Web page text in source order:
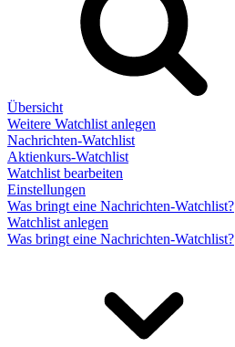
Übersicht
Weitere Watchlist anlegen
Nachrichten-Watchlist
Aktienkurs-Watchlist
Watchlist bearbeiten
Einstellungen
Was bringt eine Nachrichten-Watchlist?
Watchlist anlegen
Was bringt eine Nachrichten-Watchlist?